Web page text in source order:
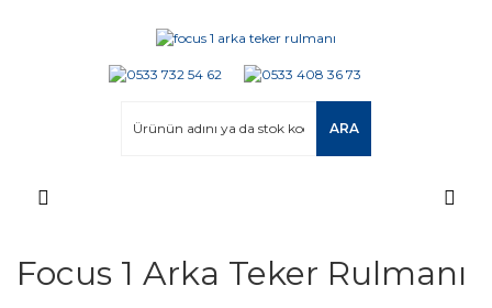
ARA
Focus 1 Arka Teker Rulmanı